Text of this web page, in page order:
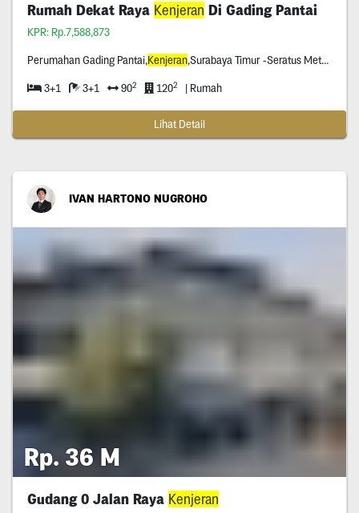
Rumah Dekat Raya Kenjeran Di Gading Pantai
KPR: Rp.7,588,873
Perumahan Gading Pantai,Kenjeran,Surabaya Timur -Seratus Meter Dari Raya
3+1 3+1 902 1202 | Rumah
Lihat Detail
IVAN HARTONO NUGROHO
Rp. 36 M
Gudang 0 Jalan Raya Kenjeran